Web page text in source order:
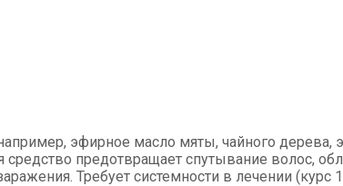
эфирное масло мяты, чайного дерева,
предотвращает спутывание волос,
Требует системности в лечении (курс